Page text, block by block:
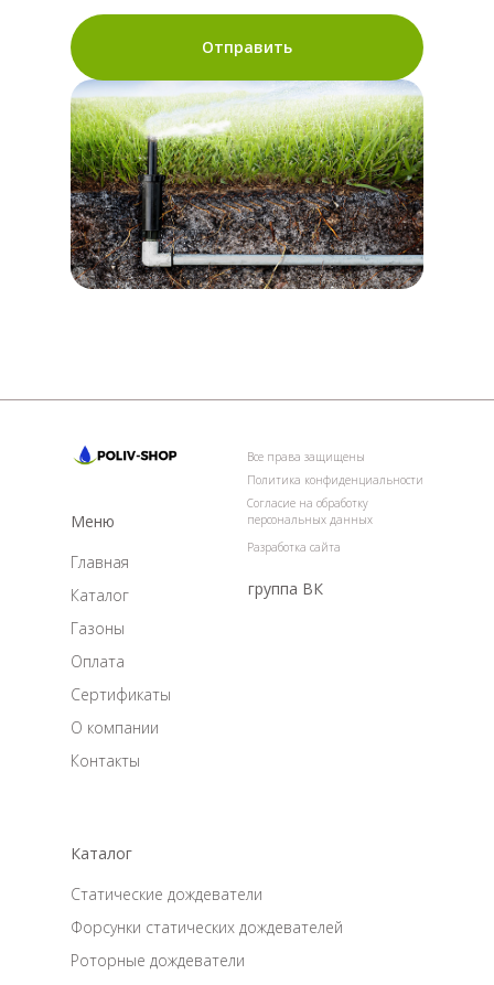
Отправить
Главная
Все права защищены
Политика конфиденциальности
Разработка сайта
Согласие на обработку
персональных данных
Каталог
Газоны
Оплата
Сертификаты
О компании
Контакты
Статические дождеватели
Форсунки статических дождевателей
Роторные дождеватели
Меню
Каталог
группа ВК